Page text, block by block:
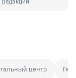
центр